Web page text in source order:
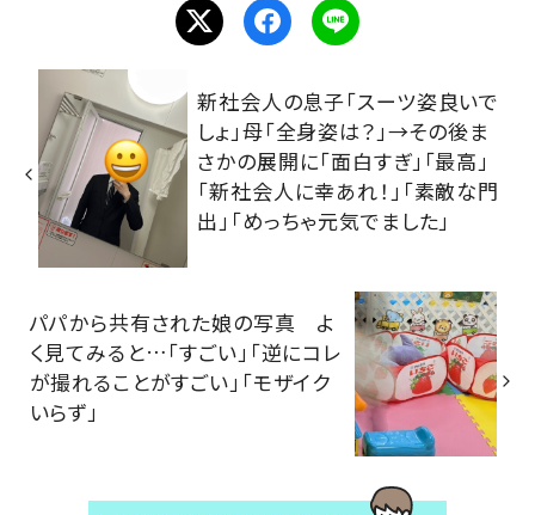
新社会人の息子「スーツ姿良いで
しょ」母「全身姿は？」→その後ま
さかの展開に「面白すぎ」「最高」
「新社会人に幸あれ！」「素敵な門
出」「めっちゃ元気でました」
パパから共有された娘の写真 よ
く見てみると…「すごい」「逆にコレ
が撮れることがすごい」「モザイク
いらず」